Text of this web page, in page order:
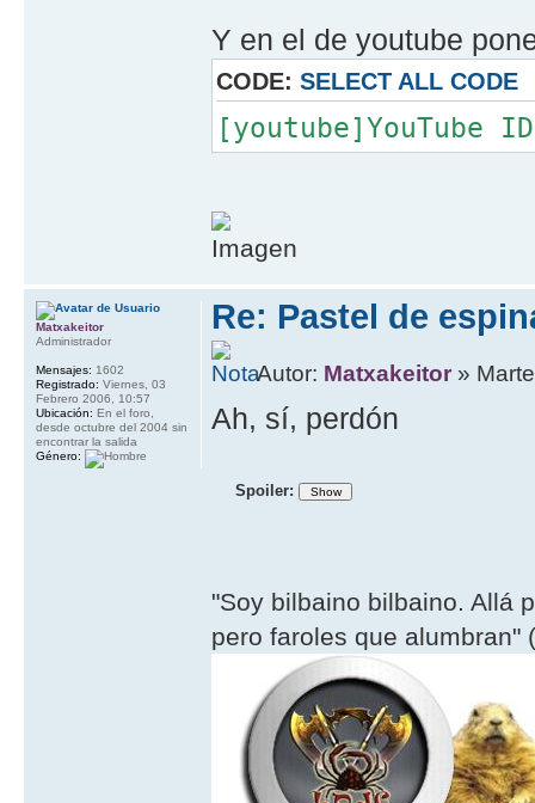
Y en el de youtube
CODE:SELECT ALL CODE
[youtube]YouTube
Re: Pastel de
Autor: Matxakeitor »
Ah, sí, perdón
Spoiler:
"Soy bilbaino bilbaino. Allá
pero faroles que alumbran"
Matxakeitor
Administrador
Mensajes: 1602
Registrado: Viernes, 03
Febrero 2006, 10:57
Ubicación: En el foro,
desde octubre del 2004 sin
encontrar la salida
Género: